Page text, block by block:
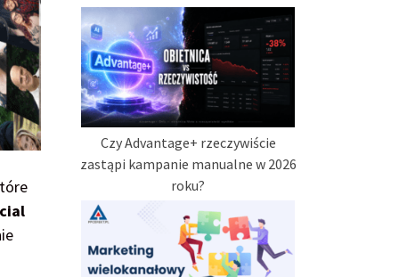
Czy Advantage+ rzeczywiście
zastąpi kampanie manualne w 2026
roku?